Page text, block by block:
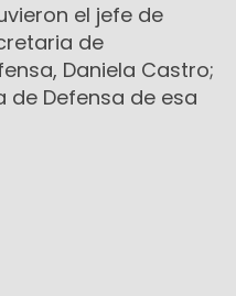
el jefe de
de
Daniela Castro;
de Defensa de esa